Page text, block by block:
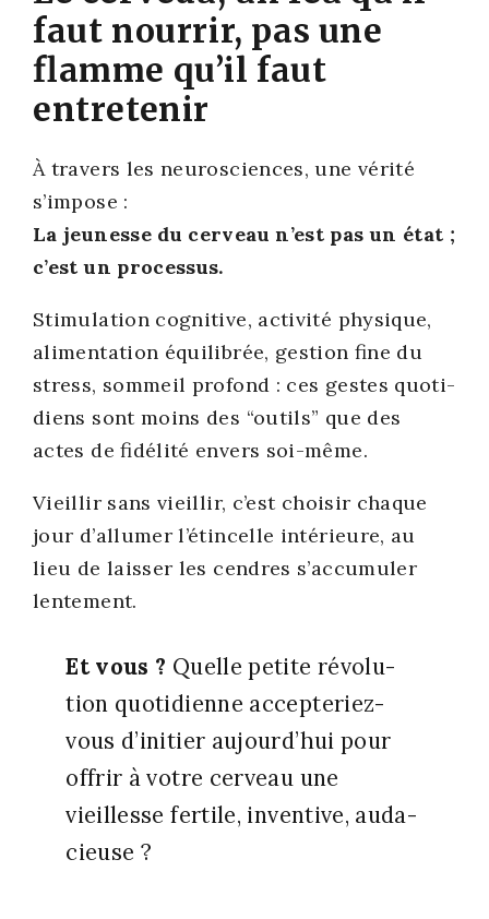
faut nourrir, pas une
flamme qu’il faut
entretenir
À tra­vers les neu­ros­ciences, une véri­té
s’impose :
La jeu­nesse du cer­veau n’est pas un état ;
c’est un pro­ces­sus.
Sti­mu­la­tion cog­ni­tive, acti­vi­té phy­sique,
ali­men­ta­tion équi­li­brée, ges­tion fine du
stress, som­meil pro­fond : ces gestes quo­ti­
diens sont moins des “outils” que des
actes de fidé­li­té envers soi-même.
Vieillir sans vieillir, c’est choi­sir chaque
jour d’allumer l’étincelle inté­rieure, au
lieu de lais­ser les cendres s’ac­cu­mu­ler
len­te­ment.
Et vous ? Quelle petite révo­lu­
tion quo­ti­dienne accep­te­riez-
vous d’i­ni­tier aujourd’­hui pour
offrir à votre cer­veau une
vieillesse fer­tile, inven­tive, auda­
cieuse ?